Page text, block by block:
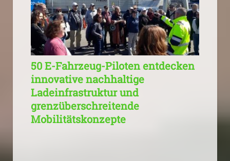
50 E-Fahrzeug-Piloten entdecken
innovative nachhaltige
Ladeinfrastruktur und
grenzüberschreitende
Mobilitätskonzepte